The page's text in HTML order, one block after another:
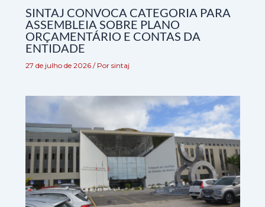
SINTAJ CONVOCA CATEGORIA PARA
ASSEMBLEIA SOBRE PLANO
ORÇAMENTÁRIO E CONTAS DA
ENTIDADE
27 de julho de 2026 / Por sintaj